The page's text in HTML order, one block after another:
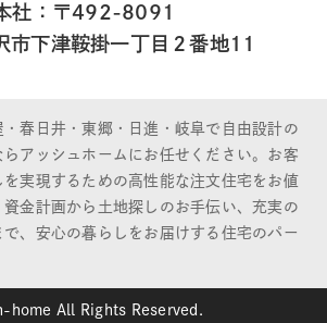
社：〒492-8091
市下津鞍掛一丁目２番地11
春日井・東郷・日進・岐阜で自由設計の
アッシュホームにお任せください。お客
を実現するための高性能な注文住宅をお値
金計画から土地探しのお手伝い、充実の
、安心の暮らしをお届けする住宅のパー
home All Rights Reserved.